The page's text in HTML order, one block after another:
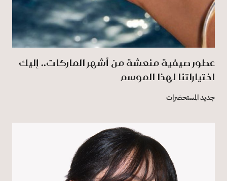
عطور صيفية منعشة من أشهر الماركات.. إليك
اختياراتنا لهذا الموسم
جديد المستحضرات